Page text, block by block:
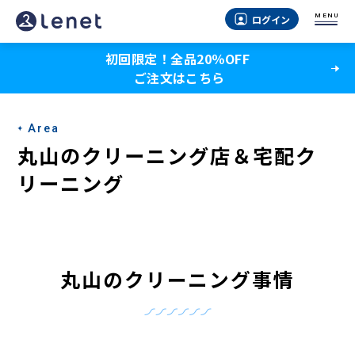
丸
山
ク
リ
ー
ログイン MENU
初回限定！全品20％OFF
ご注文はこちら
Area
丸山のクリーニング店＆宅配ク
リーニング
丸山のクリーニング事情